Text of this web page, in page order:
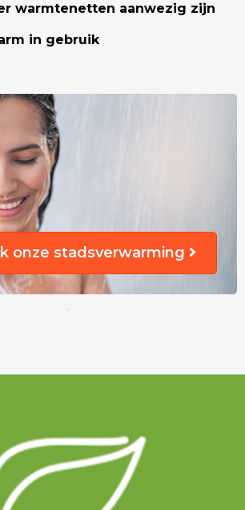
warmtenetten aanwezig zijn
in gebruik
onze stadsverwarming